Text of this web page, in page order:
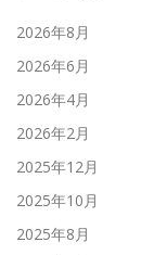
2026年8月
2026年6月
2026年4月
2026年2月
2025年12月
2025年10月
2025年8月